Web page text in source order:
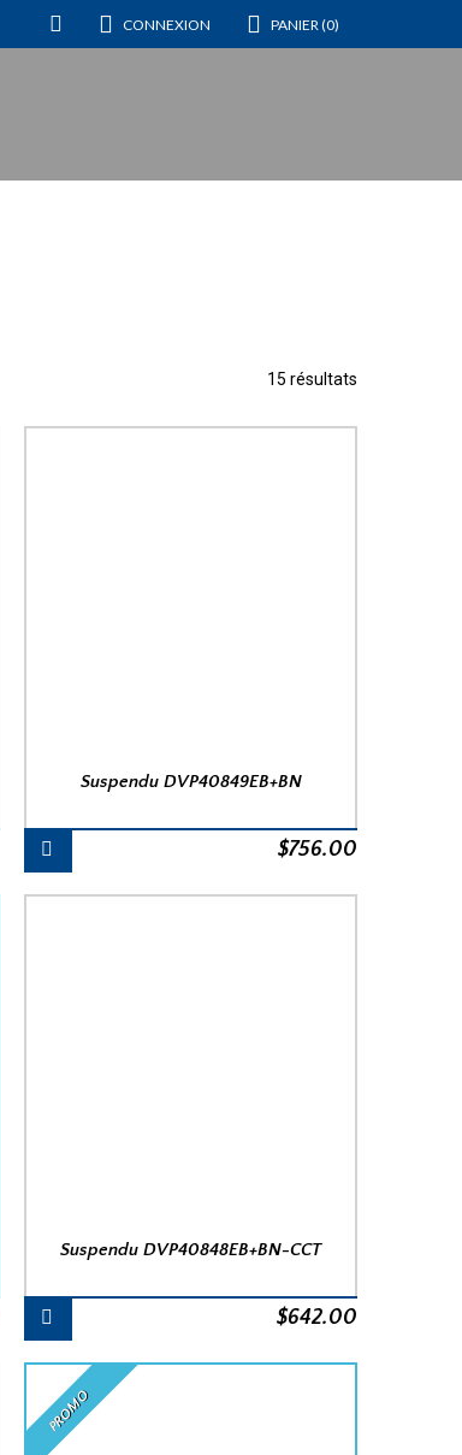
CONNEXION PANIER (0)
15 résultats
Suspendu DVP40849EB+BN
$756.00
prix
$519.00.
Suspendu DVP40848EB+BN-CCT
$642.00
PROMO